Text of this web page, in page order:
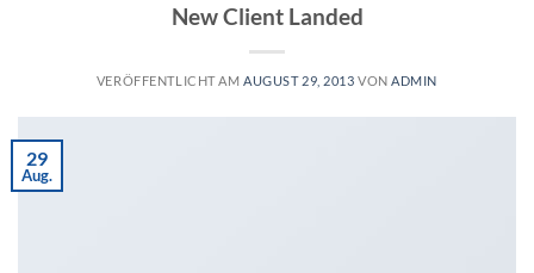
New Client Landed
VERÖFFENTLICHT AMAUGUST 29, 2013 VONADMIN
29
Aug.